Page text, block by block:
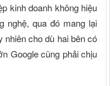
kinh doanh không hiệu
nghệ, qua đó mang lại
cho dù hai bên có
Google cũng phải chịu